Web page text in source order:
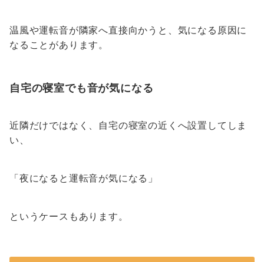
温風や運転音が隣家へ直接向かうと、気になる原因に
なることがあります。
自宅の寝室でも音が気になる
近隣だけではなく、自宅の寝室の近くへ設置してしま
い、
「夜になると運転音が気になる」
というケースもあります。